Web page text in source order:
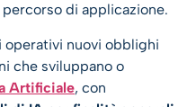
di applicazione.
operativi nuovi obblighi
che sviluppano o
Artificiale, con